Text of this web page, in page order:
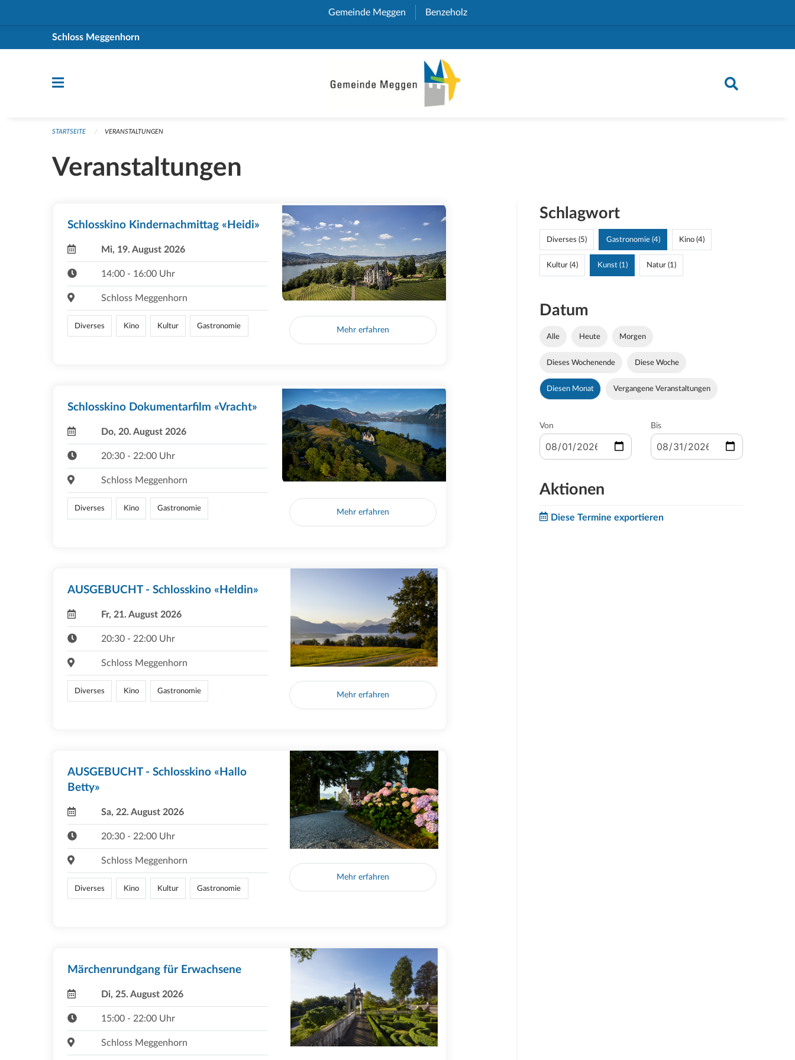
Gemeinde Meggen (External Link)
Benzeholz(External Link)
Schloss Meggenhorn
STARTSEITE VERANSTALTUNGEN
Veranstaltungen
Schlosskino Kindernachmittag «Heidi»
Mi, 19. August 2026
14:00 - 16:00 Uhr
Schloss Meggenhorn
Diverses Kino Kultur Gastronomie Mehr erfahren
Schlosskino Dokumentarfilm «Vracht»
Do, 20. August 2026
20:30 - 22:00 Uhr
Schloss Meggenhorn
Diverses Kino Gastronomie Mehr erfahren
AUSGEBUCHT - Schlosskino «Heldin»
Fr, 21. August 2026
20:30 - 22:00 Uhr
Schloss Meggenhorn
Diverses Kino Gastronomie Mehr erfahren
AUSGEBUCHT - Schlosskino «Hallo
Betty»
Sa, 22. August 2026
20:30 - 22:00 Uhr
Schloss Meggenhorn
Diverses Kino Kultur Gastronomie
Mehr erfahren
Märchenrundgang für Erwachsene
Di, 25. August 2026
15:00 - 22:00 Uhr
Schloss Meggenhorn
Schlagwort
Diverses (5) Gastronomie (4) Kino (4)
Kultur (4) Kunst (1) Natur (1)
Datum
Alle Heute Morgen
Dieses Wochenende Diese Woche
Diesen Monat Vergangene Veranstaltungen
Von Bis
Aktionen
Diese Termine exportieren